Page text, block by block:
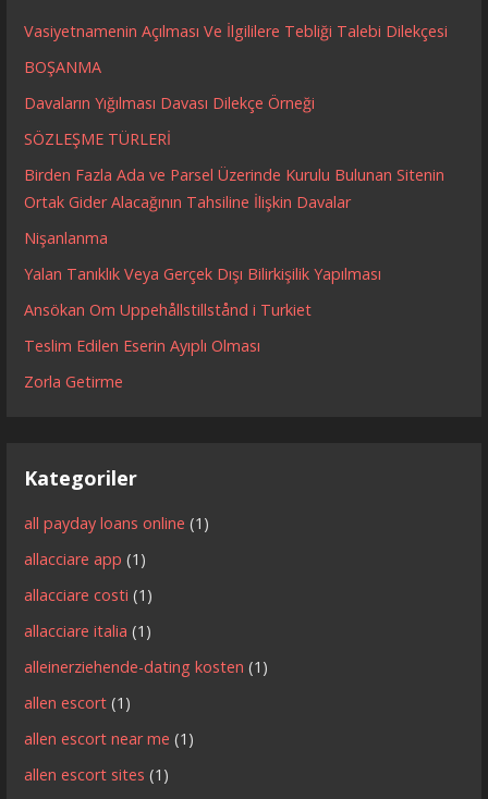
Vasiyetnamenin Açılması Ve İlgililere Tebliği Talebi Dilekçesi
BOŞANMA
Davaların Yığılması Davası Dilekçe Örneği
SÖZLEŞME TÜRLERİ
Birden Fazla Ada ve Parsel Üzerinde Kurulu Bulunan Sitenin
Ortak Gider Alacağının Tahsiline İlişkin Davalar
Nişanlanma
Yalan Tanıklık Veya Gerçek Dışı Bilirkişilik Yapılması
Ansökan Om Uppehållstillstånd i Turkiet
Teslim Edilen Eserin Ayıplı Olması
Zorla Getirme
Kategoriler
all payday loans online (1)
allacciare app (1)
allacciare costi (1)
allacciare italia (1)
alleinerziehende-dating kosten (1)
allen escort (1)
allen escort near me (1)
allen escort sites (1)